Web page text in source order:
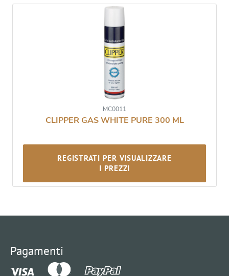
MC0011
CLIPPER GAS WHITE PURE 300 ML
REGISTRATI PER VISUALIZZARE
I PREZZI
Pagamenti